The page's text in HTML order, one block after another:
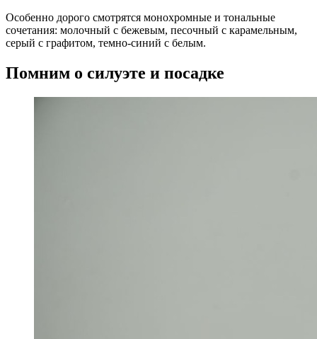
Особенно дорого смотрятся монохромные и тональные
сочетания: молочный с бежевым, песочный с карамельным,
серый с графитом, темно-синий с белым.
Помним о силуэте и посадке